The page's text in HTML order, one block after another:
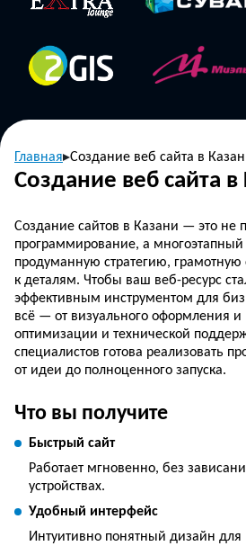
Главная Создание веб сайта в
Создание веб сайта в
Создание сайтов в Казани — это не
программирование, а
продуманную стратегию, грамотную
к деталям. Чтобы ваш веб-ресурс
эффективным инструментом для
всё — от визуального оформления и
оптимизации и технической
специалистов готова реализовать
от идеи до полноценного запуска.
Что вы получите
Быстрый сайт
Работает мгновенно, без
устройствах.
Удобный интерфейс
Интуитивно понятный дизайн для